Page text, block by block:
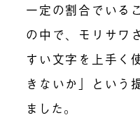
一定の割合でいる
の中で、モリサワ
すい文字を上手く
きないか」という
ました。